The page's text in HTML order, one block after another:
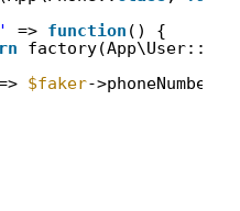
=> function () {
factory(App\User::
$faker->phoneNumber,